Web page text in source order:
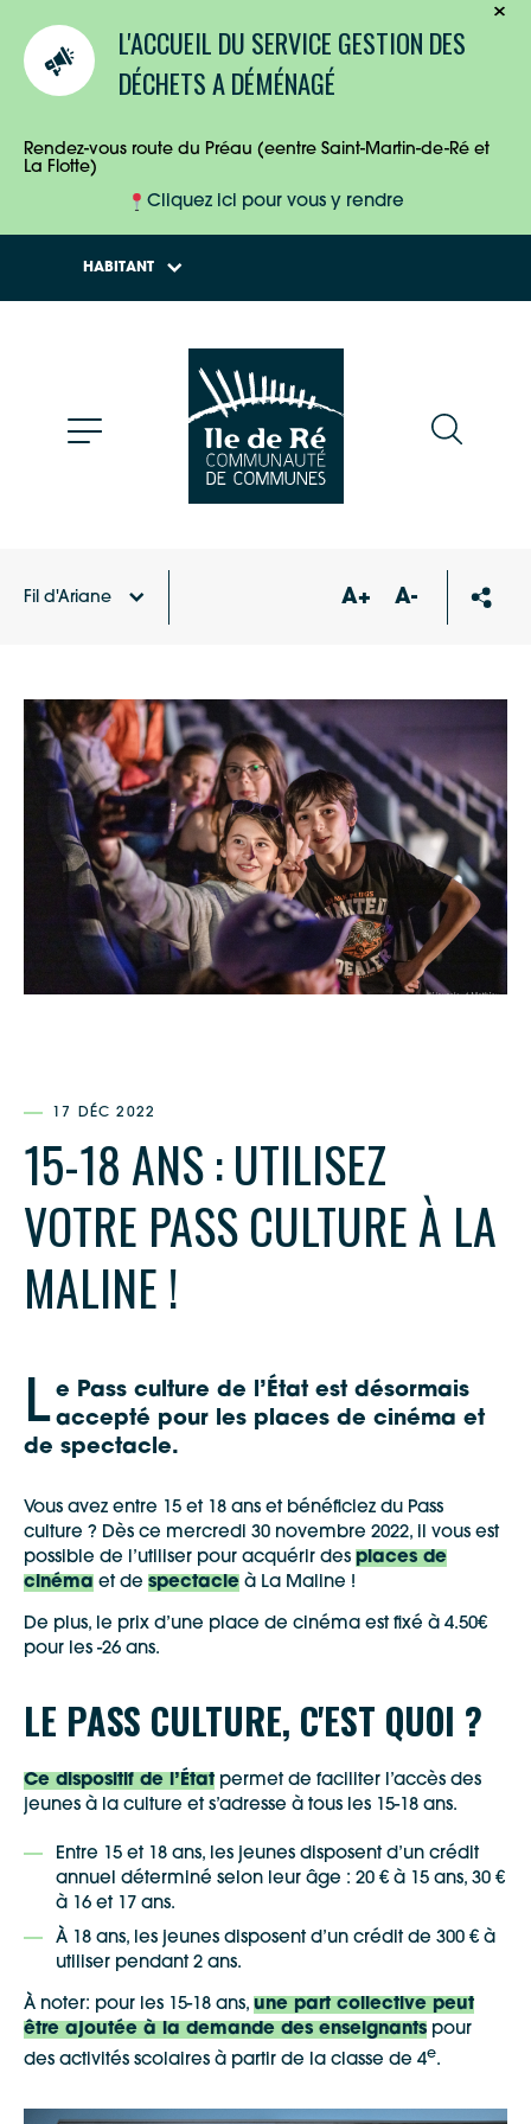
L'ACCUEIL DU SERVICE GESTION DES
DÉCHETS A DÉMÉNAGÉ
Rendez-vous route du Préau (eentre Saint-Martin-de-Ré et
La Flotte)
Cliquez ici pour vous y rendre
HABITANT
ENTREPRISES
Fil d'Ariane A+ A-
17 DÉC 2022
15-18 ANS : UTILISEZ
VOTRE PASS CULTURE À LA
MALINE !
L e Pass culture de l’État est désormais
accepté pour les places de cinéma et
de spectacle.
Vous avez entre 15 et 18 ans et bénéficiez du Pass
culture ? Dès ce mercredi 30 novembre 2022, il vous est
possible de l’utiliser pour acquérir des places de
cinéma et de spectacle à La Maline !
De plus, le prix d’une place de cinéma est fixé à 4.50€
pour les -26 ans.
LE PASS CULTURE, C'EST QUOI ?
Ce dispositif de l’État permet de faciliter l’accès des
jeunes à la culture et s’adresse à tous les 15-18 ans.
Entre 15 et 18 ans, les jeunes disposent d’un crédit
annuel déterminé selon leur âge : 20 € à 15 ans, 30 €
à 16 et 17 ans.
À 18 ans, les jeunes disposent d’un crédit de 300 € à
utiliser pendant 2 ans.
À noter: pour les 15-18 ans, une part collective peut
être ajoutée à la demande des enseignants pour
des activités scolaires à partir de la classe de 4e.